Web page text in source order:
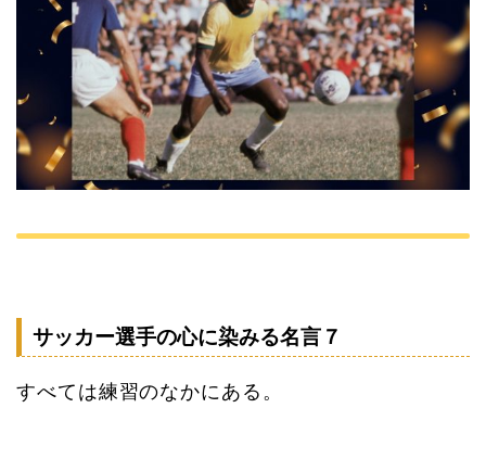
サッカー選手の心に染みる名言７
すべては練習のなかにある。